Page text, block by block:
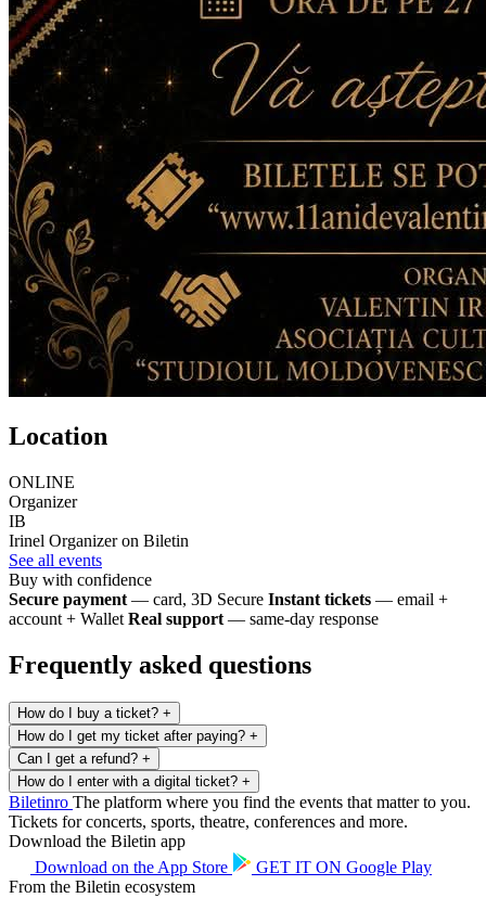
Location
ONLINE
Organizer
IB
Irinel Organizer on Biletin
See all events
Buy with confidence
Secure payment — card, 3D Secure Instant tickets — email +
account + Wallet Real support — same-day response
Frequently asked questions
How do I buy a ticket? +
How do I get my ticket after paying? +
Can I get a refund? +
How do I enter with a digital ticket? +
Biletinro The platform where you find the events that matter to you.
Tickets for concerts, sports, theatre, conferences and more.
Download the Biletin app
Download on the App Store GET IT ON Google Play
From the Biletin ecosystem